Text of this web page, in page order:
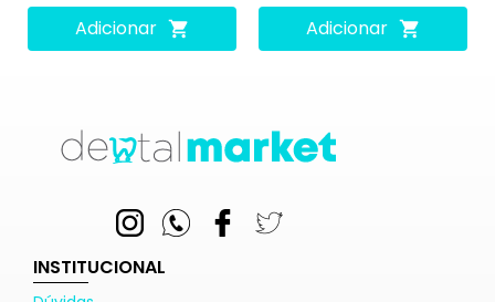
Adicionar
Adicionar
INSTITUCIONAL